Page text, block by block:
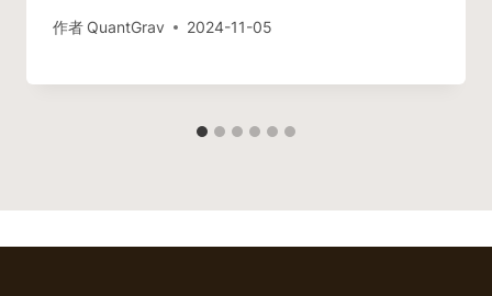
作者 QuantGrav 2024-11-05